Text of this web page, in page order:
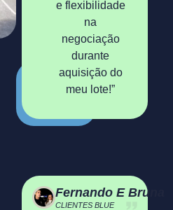
e flexibilidade
na
negociação
durante
aquisição do
meu lote!”
01.
Fernando E Bruna
CLIENTES BLUE